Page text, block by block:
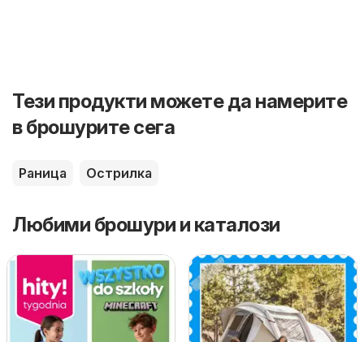
Тези продукти можете да намерите
в брошурите сега
Раница Острилка
Любими брошури и каталози